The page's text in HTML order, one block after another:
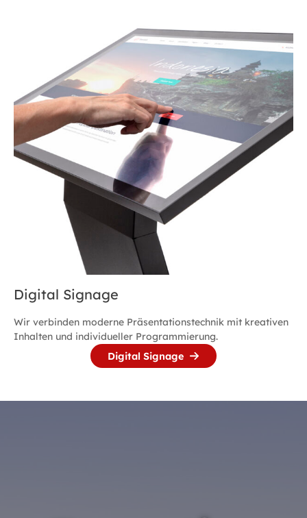
Digital Signage
Wir verbinden moderne Präsentationstechnik mit kreativen
Inhalten und individueller Programmierung.
Digital Signage